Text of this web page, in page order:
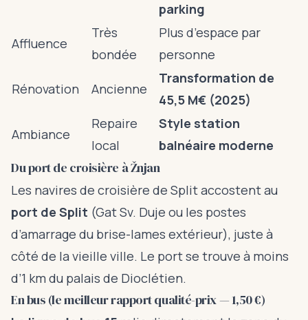
parking
Affluence
Très
bondée
Plus d’espace par
personne
Rénovation Ancienne
Transformation de
45,5 M€ (2025)
Ambiance
Repaire
local
Style station
balnéaire moderne
Du port de croisière à Žnjan
Les navires de croisière de Split accostent au
port de Split (Gat Sv. Duje ou les postes
d’amarrage du brise-lames extérieur), juste à
côté de la vieille ville. Le port se trouve à moins
d’1 km du palais de Dioclétien.
En bus (le meilleur rapport qualité-prix — 1,50 €)